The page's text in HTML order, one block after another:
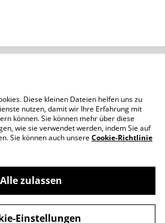
uns
Cookie-Richtlinie
aus Polymerton
Diese kleinen Dateien helfen uns zu
nutzen, damit wir Ihre Erfahrung mit
können. Sie können mehr über diese
wie sie verwendet werden, indem Sie auf
Sie können auch unsereCookie-Richtlinie
Alle zulassen
Einstellungen